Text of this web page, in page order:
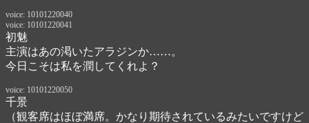
voice: 10101220040
voice: 10101220041
初魅
主演はあの渇いたアラジンか……。
今日こそは私を潤してくれよ？
voice: 10101220050
千景
（観客席はほぼ満席。かなり期待されているみたいですけど